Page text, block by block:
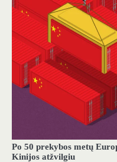
Po 50 prekybos metų
Kinijos atžvilgiu